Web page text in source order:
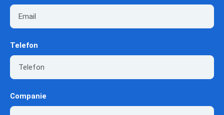
Telefon
Companie